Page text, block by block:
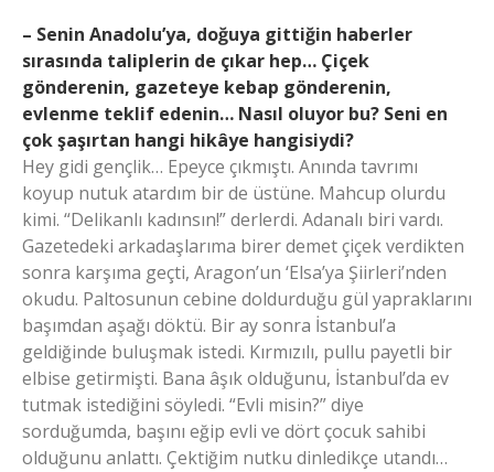
– Senin Anadolu’ya, doğuya gittiğin haberler
sırasında taliplerin de çıkar hep… Çiçek
gönderenin, gazeteye kebap gönderenin,
evlenme teklif edenin… Nasıl oluyor bu? Seni en
çok şaşırtan hangi hikâye hangisiydi?
Hey gidi gençlik… Epeyce çıkmıştı. Anında tavrımı
koyup nutuk atardım bir de üstüne. Mahcup olurdu
kimi. “Delikanlı kadınsın!” derlerdi. Adanalı biri vardı.
Gazetedeki arkadaşlarıma birer demet çiçek verdikten
sonra karşıma geçti, Aragon’un ‘Elsa’ya Şiirleri’nden
okudu. Paltosunun cebine doldurduğu gül yapraklarını
başımdan aşağı döktü. Bir ay sonra İstanbul’a
geldiğinde buluşmak istedi. Kırmızılı, pullu payetli bir
elbise getirmişti. Bana âşık olduğunu, İstanbul’da ev
tutmak istediğini söyledi. “Evli misin?” diye
sorduğumda, başını eğip evli ve dört çocuk sahibi
olduğunu anlattı. Çektiğim nutku dinledikçe utandı…